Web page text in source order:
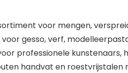
voor mengen,
voor gesso, verf,
professionele
handvat en roestvrijstalen